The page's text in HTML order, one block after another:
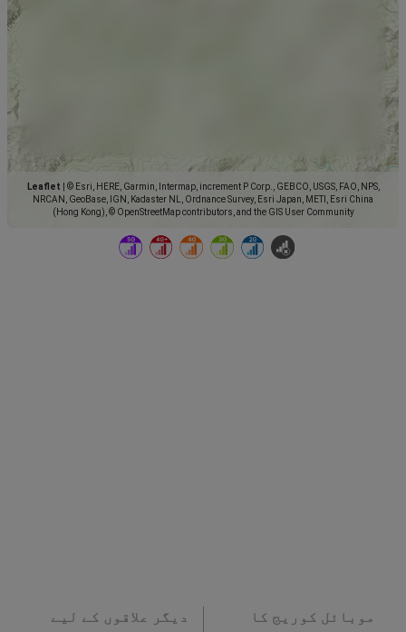
Leaflet
© Esri, HERE, Garmin, Intermap, increment P Corp., GEBCO, USGS, FAO, NPS,
NRCAN, GeoBase, IGN, Kadaster NL, Ordnance Survey, Esri Japan, METI, Esri China
(Hong Kong), © OpenStreetMap contributors, and the GIS User Community
موبائل کوریج کا
دیگر علاقوں کے لیے